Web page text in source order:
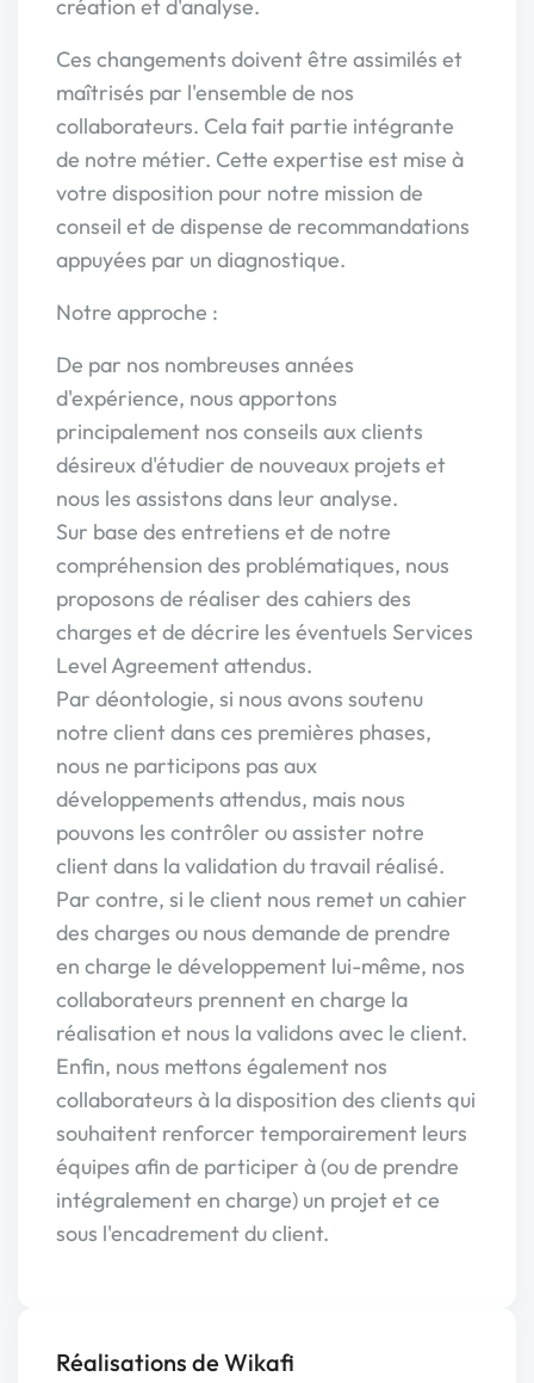
création et d'analyse.
Ces changements doivent être assimilés et
maîtrisés par l'ensemble de nos
collaborateurs. Cela fait partie intégrante
de notre métier. Cette expertise est mise à
votre disposition pour notre mission de
conseil et de dispense de recommandations
appuyées par un diagnostique.
Notre approche :
De par nos nombreuses années
d'expérience, nous apportons
principalement nos conseils aux clients
désireux d'étudier de nouveaux projets et
nous les assistons dans leur analyse.
Sur base des entretiens et de notre
compréhension des problématiques, nous
proposons de réaliser des cahiers des
charges et de décrire les éventuels Services
Level Agreement attendus.
Par déontologie, si nous avons soutenu
notre client dans ces premières phases,
nous ne participons pas aux
développements attendus, mais nous
pouvons les contrôler ou assister notre
client dans la validation du travail réalisé.
Par contre, si le client nous remet un cahier
des charges ou nous demande de prendre
en charge le développement lui-même, nos
collaborateurs prennent en charge la
réalisation et nous la validons avec le client.
Enfin, nous mettons également nos
collaborateurs à la disposition des clients qui
souhaitent renforcer temporairement leurs
équipes afin de participer à (ou de prendre
intégralement en charge) un projet et ce
sous l'encadrement du client.
Réalisations de Wikafi